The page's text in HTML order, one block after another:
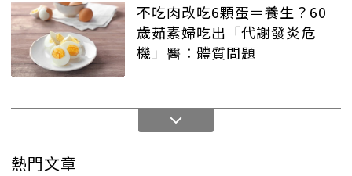
不吃肉改吃6顆蛋＝養生？60
歲茹素婦吃出「代謝發炎危
機」醫：體質問題
熱門文章